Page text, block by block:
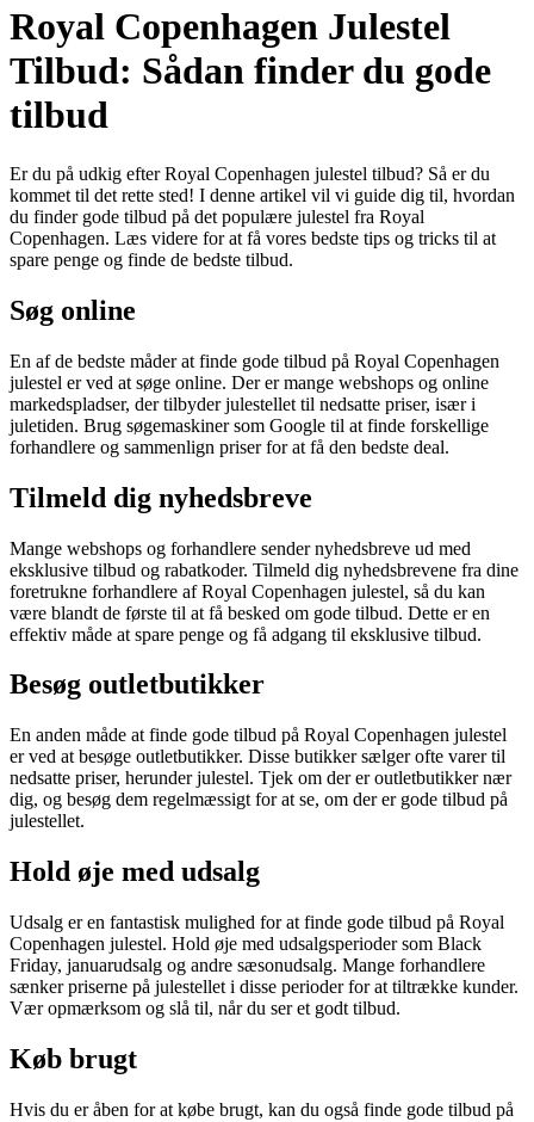
Royal Copenhagen Julestel
Tilbud: Sådan finder du gode
tilbud
Er du på udkig efter Royal Copenhagen julestel tilbud? Så er du
kommet til det rette sted! I denne artikel vil vi guide dig til, hvordan
du finder gode tilbud på det populære julestel fra Royal
Copenhagen. Læs videre for at få vores bedste tips og tricks til at
spare penge og finde de bedste tilbud.
Søg online
En af de bedste måder at finde gode tilbud på Royal Copenhagen
julestel er ved at søge online. Der er mange webshops og online
markedspladser, der tilbyder julestellet til nedsatte priser, især i
juletiden. Brug søgemaskiner som Google til at finde forskellige
forhandlere og sammenlign priser for at få den bedste deal.
Tilmeld dig nyhedsbreve
Mange webshops og forhandlere sender nyhedsbreve ud med
eksklusive tilbud og rabatkoder. Tilmeld dig nyhedsbrevene fra dine
foretrukne forhandlere af Royal Copenhagen julestel, så du kan
være blandt de første til at få besked om gode tilbud. Dette er en
effektiv måde at spare penge og få adgang til eksklusive tilbud.
Besøg outletbutikker
En anden måde at finde gode tilbud på Royal Copenhagen julestel
er ved at besøge outletbutikker. Disse butikker sælger ofte varer til
nedsatte priser, herunder julestel. Tjek om der er outletbutikker nær
dig, og besøg dem regelmæssigt for at se, om der er gode tilbud på
julestellet.
Hold øje med udsalg
Udsalg er en fantastisk mulighed for at finde gode tilbud på Royal
Copenhagen julestel. Hold øje med udsalgsperioder som Black
Friday, januarudsalg og andre sæsonudsalg. Mange forhandlere
sænker priserne på julestellet i disse perioder for at tiltrække kunder.
Vær opmærksom og slå til, når du ser et godt tilbud.
Køb brugt
Hvis du er åben for at købe brugt, kan du også finde gode tilbud på